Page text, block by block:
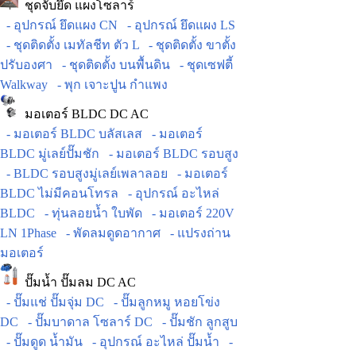
ชุดจับยึด แผงโซลาร์
- อุปกรณ์ ยึดแผง CN
- อุปกรณ์ ยึดแผง LS
- ชุดติดตั้ง เมทัลชีท ตัว L
- ชุดติดตั้ง ขาตั้ง
ปรับองศา
- ชุดติดตั้ง บนพื้นดิน
- ชุดเซฟตี้
Walkway
- พุก เจาะปูน กำแพง
มอเตอร์ BLDC DC AC
- มอเตอร์ BLDC บลัสเลส
- มอเตอร์
BLDC มู่เลย์ปั๊มชัก
- มอเตอร์ BLDC รอบสูง
- BLDC รอบสูงมู่เลย์เพลาลอย
- มอเตอร์
BLDC ไม่มีคอนโทรล
- อุปกรณ์ อะไหล่
BLDC
- ทุ่นลอยน้ำ ใบพัด
- มอเตอร์ 220V
LN 1Phase
- พัดลมดูดอากาศ
- แปรงถ่าน
มอเตอร์
ปั๊มน้ำ ปั๊มลม DC AC
- ปั๊มแช่ ปั๊มจุ่ม DC
- ปั๊มลูกหมู หอยโข่ง
DC
- ปั๊มบาดาล โซลาร์ DC
- ปั๊มชัก ลูกสูบ
- ปั๊มดูด น้ำมัน
- อุปกรณ์ อะไหล่ ปั๊มน้ำ
-